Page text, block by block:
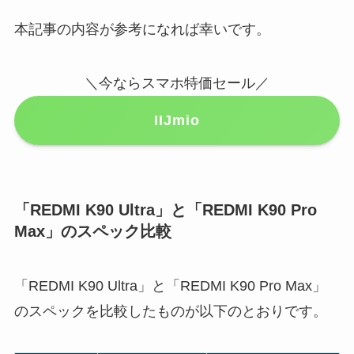
本記事の内容が参考になれば幸いです。
＼今ならスマホ特価セール／
IIJmio
「REDMI K90 Ultra」と「REDMI K90 Pro
Max」のスペック比較
「REDMI K90 Ultra」と「REDMI K90 Pro Max」
のスペックを比較したものが以下のとおりです。